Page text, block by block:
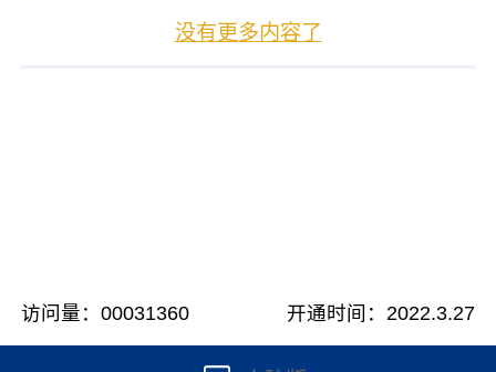
没有更多内容了
访问量：00031360 开通时间： 2022.3.27